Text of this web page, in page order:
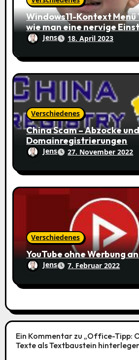
Windows11-Kontext
wie man eine nervige
Windows 11 ändern kann
Jens 18. April 2023
Verschiedenes
China Scam – Abzocke
Domainregistrierungen
Jens 27. November 2022
Verschiedenes
YouTube ohne Werbung
Jens 7. Februar 2022
Ein Kommentar zu „Office-Tipp:
Texte als Textbaustein